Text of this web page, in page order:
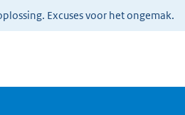
Excuses voor het ongemak.